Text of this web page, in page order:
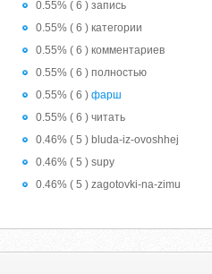
0.55% ( 6 ) запись
0.55% ( 6 ) категории
0.55% ( 6 ) комментариев
0.55% ( 6 ) полностью
0.55% ( 6 ) фарш
0.55% ( 6 ) читать
0.46% ( 5 ) bluda-iz-ovoshhej
0.46% ( 5 ) supy
0.46% ( 5 ) zagotovki-na-zimu